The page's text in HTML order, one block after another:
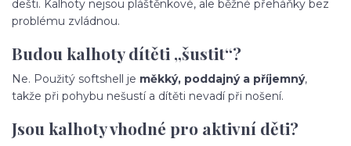
dešti. Kalhoty nejsou pláštěnkové, ale běžné přeháňky bez
problému zvládnou.
Budou kalhoty dítěti „šustit“?
Ne. Použitý softshell je měkký, poddajný a příjemný,
takže při pohybu nešustí a dítěti nevadí při nošení.
Jsou kalhoty vhodné pro aktivní děti?